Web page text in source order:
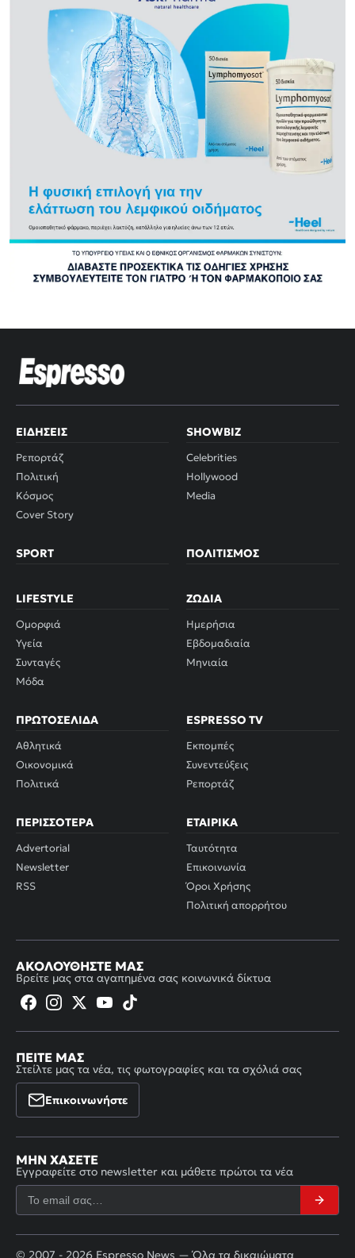
ΕΙΔΉΣΕΙΣ
Ρεπορτάζ
Πολιτική
Κόσμος
Cover Story
SHOWBIZ
Celebrities
Hollywood
Media
SPORT ΠΟΛΙΤΙΣΜΌΣ
LIFESTYLE
Ομορφιά
Υγεία
Συνταγές
Μόδα
ΖΏΔΙΑ
Ημερήσια
Εβδομαδιαία
Μηνιαία
ΠΡΩΤΟΣΈΛΙΔΑ
Αθλητικά
Οικονομικά
Πολιτικά
ESPRESSO TV
Εκπομπές
Συνεντεύξεις
Ρεπορτάζ
ΠΕΡΙΣΣΌΤΕΡΑ
Advertorial
Newsletter
RSS
ΕΤΑΙΡΙΚΆ
Ταυτότητα
Επικοινωνία
Όροι Χρήσης
Πολιτική απορρήτου
ΑΚΟΛΟΥΘΉΣΤΕ ΜΑΣ
Βρείτε μας στα αγαπημένα σας κοινωνικά δίκτυα
ΠΕΊΤΕ ΜΑΣ
Στείλτε μας τα νέα, τις φωτογραφίες και τα σχόλιά σας
Επικοινωνήστε
ΜΗΝ ΧΆΣΕΤΕ
Εγγραφείτε στο newsletter και μάθετε πρώτοι τα νέα
© 2007 - 2026 Espresso News — Όλα τα δικαιώματα